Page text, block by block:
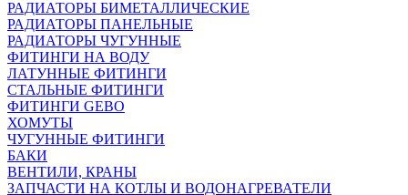
РАДИАТОРЫ БИМЕТАЛЛИЧЕСКИЕ
РАДИАТОРЫ ПАНЕЛЬНЫЕ
РАДИАТОРЫ ЧУГУННЫЕ
ФИТИНГИ НА ВОДУ
ЛАТУННЫЕ ФИТИНГИ
СТАЛЬНЫЕ ФИТИНГИ
ФИТИНГИ GEBO
ХОМУТЫ
ЧУГУННЫЕ ФИТИНГИ
БАКИ
ВЕНТИЛИ, КРАНЫ
ЗАПЧАСТИ НА КОТЛЫ И ВОДОНАГРЕВАТЕЛИ